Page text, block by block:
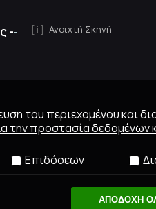
-
Ανοιχτή Σκηνή
του περιεχομένου και
την προστασία δεδομένων
Επιδόσεων
ΑΠΟΔΟΧΗ